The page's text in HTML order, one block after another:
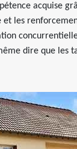
acquise
les
dire que les